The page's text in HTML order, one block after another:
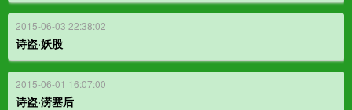
2015-06-03 22:38:02
诗盗·妖股
2015-06-01 16:07:00
诗盗·涝塞后